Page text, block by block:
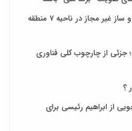
کاهش قابل ملاحظه پیامهای ساخت و ساز غیر مجاز در ناحیه 7 منطقه
از چارچوب کلی فناوری
؟
از ابراهیم رئیسی برای